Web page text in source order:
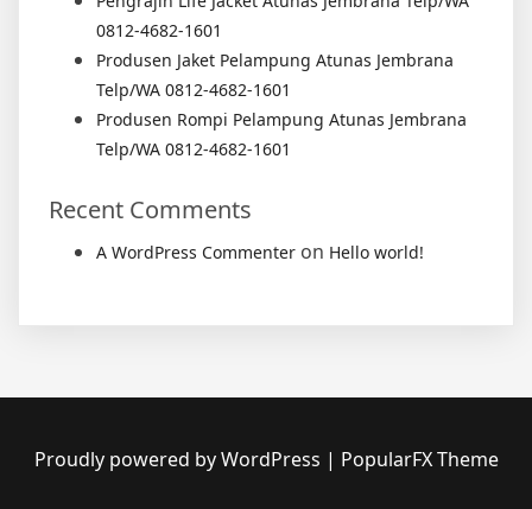
0812-4682-1601
Produsen Jaket Pelampung Atunas Jembrana
Telp/WA 0812-4682-1601
Produsen Rompi Pelampung Atunas Jembrana
Telp/WA 0812-4682-1601
Recent Comments
A WordPress Commenter on Hello world!
Proudly powered by WordPress | PopularFX Theme